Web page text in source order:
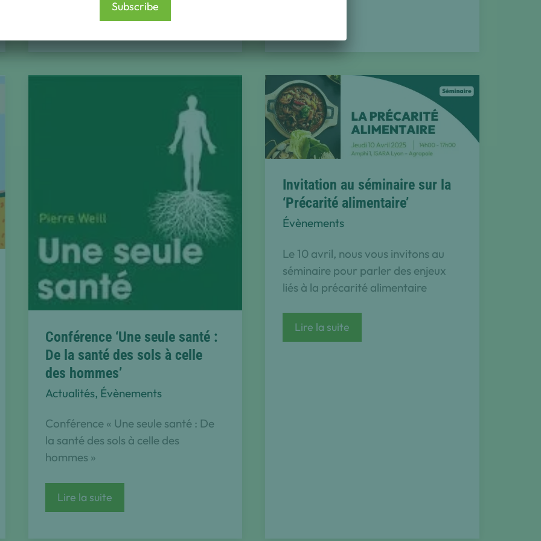
Subscribe
Conférence ‘Une seule santé :
De la santé des sols à celle
des hommes’
Actualités, Évènements
Conférence « Une seule santé : De
la santé des sols à celle des
hommes »
Conférence
Lire la suite
Invitation au séminaire sur la
‘Précarité alimentaire’
Évènements
Le 10 avril, nous vous invitons au
séminaire pour parler des enjeux
liés à la précarité alimentaire
Invitation
Lire la suite